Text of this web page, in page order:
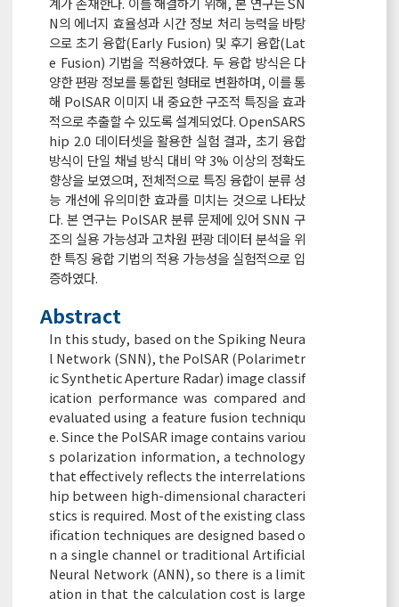
N의 에너지 효율성과 시간 정보 처리 능력을 바탕
으로 초기 융합(Early Fusion) 및 후기 융합(Lat
e Fusion) 기법을 적용하였다. 두 융합 방식은 다
양한 편광 정보를 통합된 형태로 변환하며, 이를 통
해 PolSAR 이미지 내 중요한 구조적 특징을 효과
적으로 추출할 수 있도록 설계되었다. OpenSARS
hip 2.0 데이터셋을 활용한 실험 결과, 초기 융합
방식이 단일 채널 방식 대비 약 3% 이상의 정확도
향상을 보였으며, 전체적으로 특징 융합이 분류 성
능 개선에 유의미한 효과를 미치는 것으로 나타났
다. 본 연구는 PolSAR 분류 문제에 있어 SNN 구
조의 실용 가능성과 고차원 편광 데이터 분석을 위
한 특징 융합 기법의 적용 가능성을 실험적으로 입
증하였다.
Abstract
In this study, based on the Spiking Neura
l Network (SNN), the PolSAR (Polarimetr
ic Synthetic Aperture Radar) image classif
ication performance was compared and
evaluated using a feature fusion techniqu
e. Since the PolSAR image contains variou
s polarization information, a technology
that effectively reflects the interrelations
hip between high-dimensional characteri
stics is required. Most of the existing class
ification techniques are designed based o
n a single channel or traditional Artificial
Neural Network (ANN), so there is a limit
ation in that the calculation cost is large